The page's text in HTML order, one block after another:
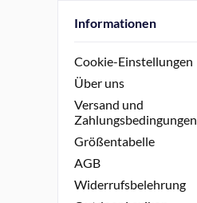
Informationen
Cookie-Einstellungen
Über uns
Versand und
Zahlungsbedingungen
Größentabelle
AGB
Widerrufsbelehrung